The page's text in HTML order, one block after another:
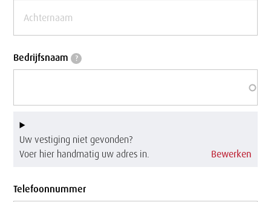
Bedrijfsnaam
Bedrijfsnaam ?
Uw vestiging niet gevonden?
Voer hier handmatig uw adres in.
Bewerken
Telefoonnummer